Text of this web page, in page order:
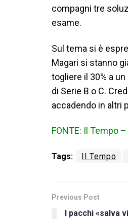
compagni tre
esame.
Sul tema si è
Magari si stanno
togliere il 30% a
di Serie B o C.
accadendo in altri
FONTE: Il Tempo
Tags: Il Tempo
Previous Post
I pacchi «salva